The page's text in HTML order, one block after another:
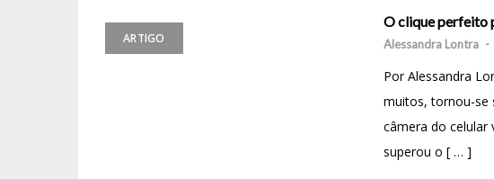
ARTIGO
O clique perfeito
Alessandra Lontra -
Por Alessandra
muitos, tornou-se
câmera do celular
superou o [ … ]